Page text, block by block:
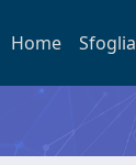
Home Sfoglia